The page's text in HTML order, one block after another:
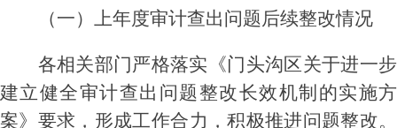
（一）上年度审计查出问题后续整改情况
各相关部门严格落实 《门头沟区关于进一步
建立健全审计查出问题整改长效机制的实施方
案》 要求，形成工作合力，积极推进问题整改。